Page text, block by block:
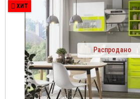
ХИТ
Распродано